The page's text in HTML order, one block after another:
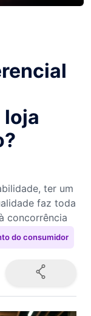
loja
ter um
faz toda
concorrência
do consumidor